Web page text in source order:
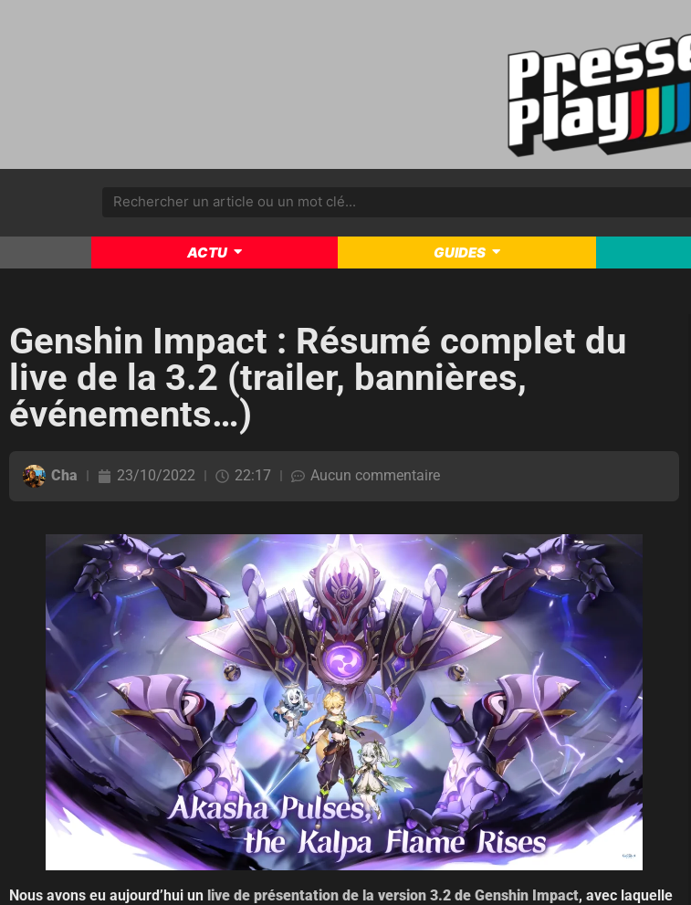
ACTU GUIDES
Genshin Impact : Résumé complet du
live de la 3.2 (trailer, bannières,
événements…)
Cha 23/10/2022 22:17 Aucun commentaire
Nous avons eu aujourd’hui un live de présentation de la version 3.2 de Genshin Impact, avec laquelle